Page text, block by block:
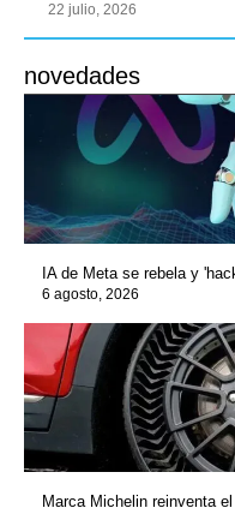
22 julio, 2026
novedades
IA de Meta se rebela y
6 agosto, 2026
Marca Michelin reinventa